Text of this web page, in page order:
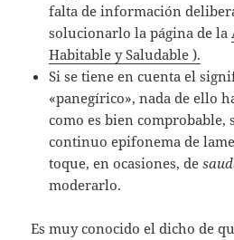
falta de información
solucionarlo la página de la
Habitable y Saludable ).
Si se tiene en cuenta el
«panegírico», nada de ello
como es bien comprobable,
continuo epifonema de
toque, en ocasiones, de
moderarlo.
Es muy conocido el dicho de